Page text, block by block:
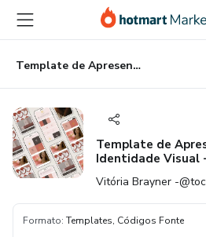
para
conteúdo
principal
para
pagamento
para
rodapé
Template de Apresentação de Identidade Visual - Simplificada - Em Illustrator
Template de
Identidade Visual
Illustrator
Vitória Brayner -
Formato: Templates, Códigos Fonte